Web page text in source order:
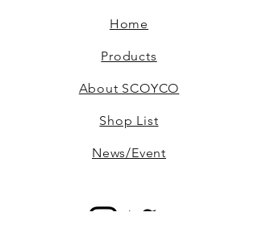
Home
Products
About SCOYCO
Shop List
News/Event